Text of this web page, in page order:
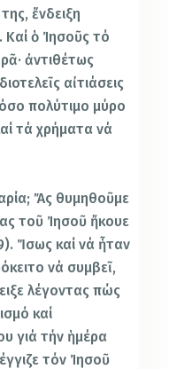
ἔνδειξη
ὁ Ἰησοῦς τό
ἀντιθέτως
αἰτιάσεις
πολύτιμο μύρο
τά χρήματα νά
Ἄς θυμηθοῦμε
τοῦ Ἰησοῦ ἤκουε
Ἴσως καί νά ἦταν
νά συμβεῖ,
λέγοντας πώς
καί
γιά τήν ἡμέρα
τόν Ἰησοῦ